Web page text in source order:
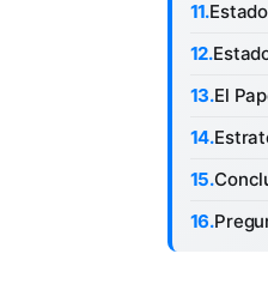
El